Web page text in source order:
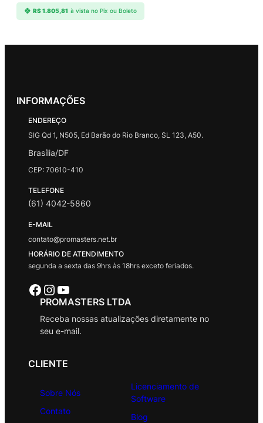
R$1.805,81 à vista no Pix ou Boleto
INFORMAÇÕES
ENDEREÇO
SIG Qd 1, N505, Ed Barão do Rio Branco, SL 123, A50.
Brasília/DF
CEP: 70610-410
TELEFONE
(61) 4042-5860
E-MAIL
contato@promasters.net.br
HORÁRIO DE ATENDIMENTO
segunda a sexta das 9hrs às 18hrs exceto feriados.
Facebook Instagram Youtube
PROMASTERS LTDA
Receba nossas atualizações diretamente no
seu e-mail.
CLIENTE
Sobre Nós
Contato
Licenciamento de
Software
Blog